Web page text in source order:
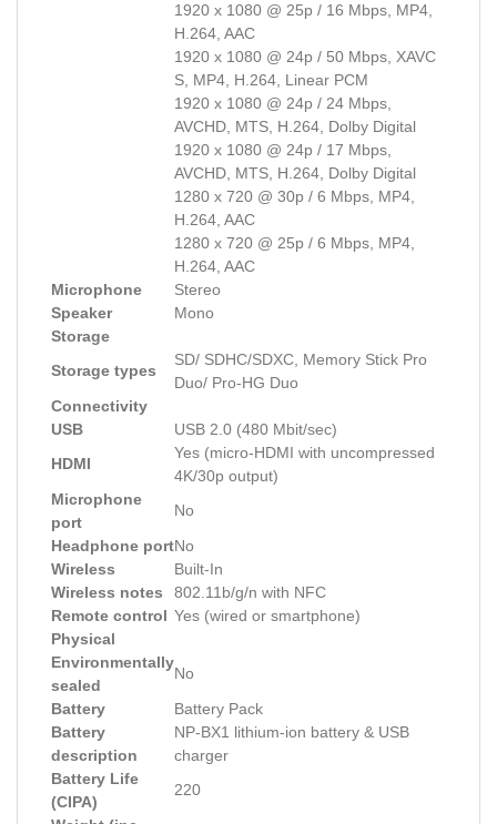
1920 x 1080 @ 25p / 16 Mbps, MP4,
H.264, AAC
1920 x 1080 @ 24p / 50 Mbps, XAVC
S, MP4, H.264, Linear PCM
1920 x 1080 @ 24p / 24 Mbps,
AVCHD, MTS, H.264, Dolby Digital
1920 x 1080 @ 24p / 17 Mbps,
AVCHD, MTS, H.264, Dolby Digital
1280 x 720 @ 30p / 6 Mbps, MP4,
H.264, AAC
1280 x 720 @ 25p / 6 Mbps, MP4,
H.264, AAC
Microphone
Stereo
Speaker
Mono
Storage
Storage types
SD/ SDHC/SDXC, Memory Stick Pro
Duo/ Pro-HG Duo
Connectivity
USB
USB 2.0 (480 Mbit/sec)
HDMI
Yes (micro-HDMI with uncompressed
4K/30p output)
Microphone
port
No
Headphone portNo
Wireless
Built-In
Wireless notes
802.11b/g/n with NFC
Remote control Yes (wired or smartphone)
Physical
Environmentally
sealed
No
Battery
Battery Pack
Battery
description
NP-BX1 lithium-ion battery & USB
charger
Battery Life
(CIPA)
220